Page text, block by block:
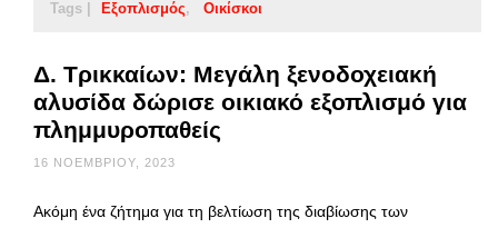
Tags | Εξοπλισμός Οικίσκοι
Δ. Τρικκαίων: Μεγάλη ξενοδοχειακή
αλυσίδα δώρισε οικιακό εξοπλισμό για
πλημμυροπαθείς
16 ΝΟΕΜΒΡΊΟΥ, 2023
Ακόμη ένα ζήτημα για τη βελτίωση της διαβίωσης των